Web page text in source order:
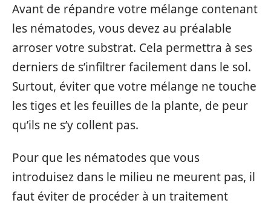
Avant de répandre votre mélange contenant
les nématodes, vous devez au préalable
arroser votre substrat. Cela permettra à ses
derniers de s’infiltrer facilement dans le sol.
Surtout, éviter que votre mélange ne touche
les tiges et les feuilles de la plante, de peur
qu’ils ne s’y collent pas.
Pour que les nématodes que vous
introduisez dans le milieu ne meurent pas, il
faut éviter de procéder à un traitement